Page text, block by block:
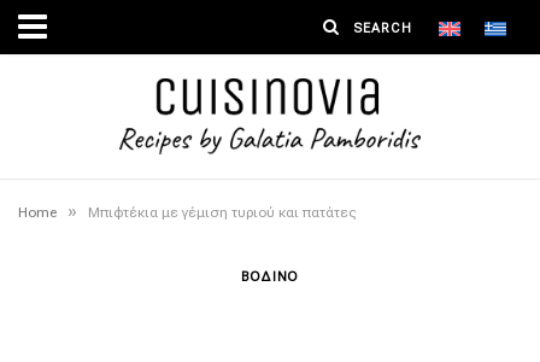
Home » Μπιφτέκια με γέμιση τυριού και πατάτες
ΒΟΔΙΝΟ